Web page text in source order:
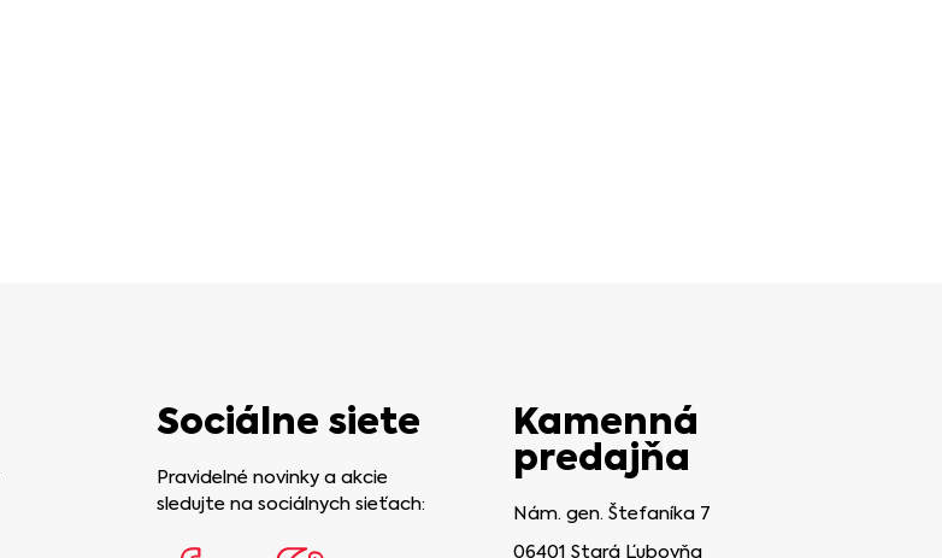
Sociálne siete
Pravidelné novinky a akcie
sledujte na sociálnych sieťach:
Kamenná
predajňa
Nám. gen. Štefaníka 7
06401 Stará Ľubovňa